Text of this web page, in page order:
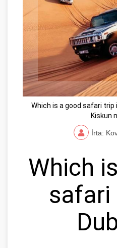
Which is a good safari trip
Kiskun
Írta:
Which
safari